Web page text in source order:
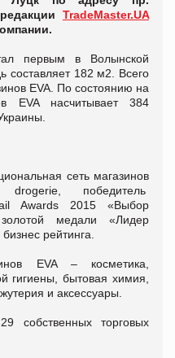
TradeMaster.UA
первым в Волынской
составляет 182 м2. Всего
EVA. По состоянию на
EVA насчитывает 384
сеть магазинов
победитель
Awards 2015 «Выбор
золотой медали «Лидер
рейтинга.
EVA – косметика,
гигиены, бытовая химия,
и аксессуары.
собственных торговых